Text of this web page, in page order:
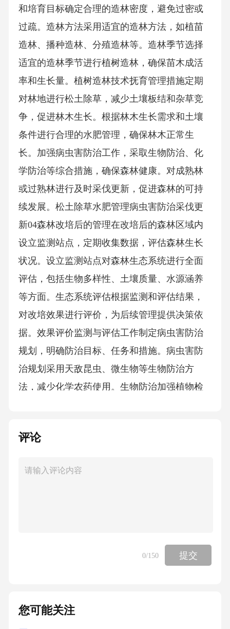
和培育目标确定合理的造林密度，避免过密或
过疏。造林方法采用适宜的造林方法，如植苗
造林、播种造林、分殖造林等。造林季节选择
适宜的造林季节进行植树造林，确保苗木成活
率和生长量。植树造林技术抚育管理措施定期
对林地进行松土除草，减少土壤板结和杂草竞
争，促进林木生长。根据林木生长需求和土壤
条件进行合理的水肥管理，确保林木正常生
长。加强病虫害防治工作，采取生物防治、化
学防治等综合措施，确保森林健康。对成熟林
或过熟林进行及时采伐更新，促进森林的可持
续发展。松土除草水肥管理病虫害防治采伐更
新04森林改培后的管理在改培后的森林区域内
设立监测站点，定期收集数据，评估森林生长
状况。设立监测站点对森林生态系统进行全面
评估，包括生物多样性、土壤质量、水源涵养
等方面。生态系统评估根据监测和评估结果，
对改培效果进行评价，为后续管理提供决策依
据。效果评价监测与评估工作制定病虫害防治
规划，明确防治目标、任务和措施。病虫害防
治规划采用天敌昆虫、微生物等生物防治方
法，减少化学农药使用。生物防治加强植物检
森林周边建设防火隔离带，降低火灾风险。防
提高森林火灾防范意识。火源管控定期进行安
支持与保障争取政策支持，为森林改培和管理
提供资金、技术等方面的保障。管理经验总结
施。持续改进与优化策略05政策支持与资金保
评论
0/150 提交
您可能关注